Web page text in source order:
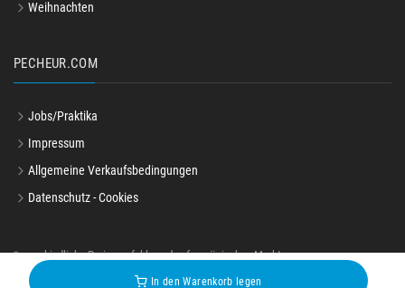
In den Warenkorb legen
Weihnachten
PECHEUR.COM
Jobs/Praktika
Impressum
Allgemeine Verkaufsbedingungen
Datenschutz - Cookies
*unverbindliche Preisempfehlung des französischen Marktes
© pecheur.com 2004-2026